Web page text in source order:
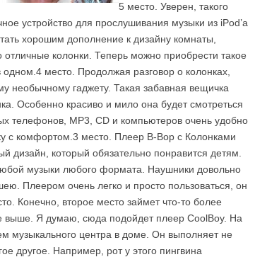
5 место. Уверен, такого
устройство для прослушивания музыки из iPod’а
хорошим дополнение к дизайну комнаты,
отличные колонки. Теперь можно приобрести такое
место. Продолжая разговор о колонках,
необычному гаджету. Такая забавная вещичка
Особенно красиво и мило она будет смотреться
телефонов, MP3, CD и компьютеров очень удобно
с комфортом.3 место. Плеер B-Bop с Колонками
дизайн, который обязательно понравится детям.
музыки любого формата. Наушники довольно
Плеером очень легко и просто пользоваться, он
Конечно, второе место займет что-то более
выше. Я думаю, сюда подойдет плеер CoolBoy. На
музыкального центра в доме. Он выполняет не
другое. Например, рот у этого пингвина